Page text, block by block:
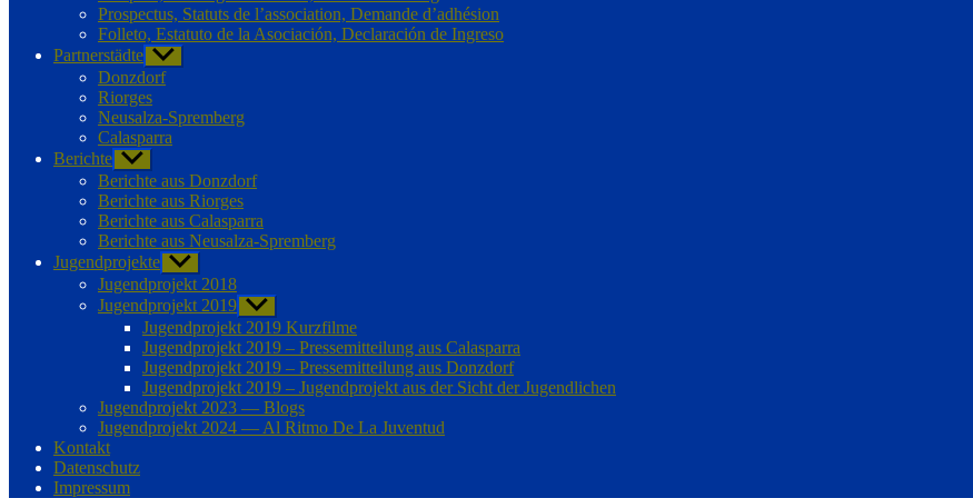
Prospectus, Statuts de l’association, Demande d’adhésion
Folleto, Estatuto de la Asociación, Declaración de Ingreso
Partnerstädte Untermenü
anzeigen
Donzdorf
Riorges
Neusalza-Spremberg
Calasparra
Berichte Untermenü
anzeigen
Berichte aus Donzdorf
Berichte aus Riorges
Berichte aus Calasparra
Berichte aus Neusalza-Spremberg
Jugendprojekte Untermenü
anzeigen
Jugendprojekt 2018
Jugendprojekt 2019 Untermenü
anzeigen
Jugendprojekt 2019 Kurzfilme
Jugendprojekt 2019 – Pressemitteilung aus Calasparra
Jugendprojekt 2019 – Pressemitteilung aus Donzdorf
Jugendprojekt 2019 – Jugendprojekt aus der Sicht der Jugendlichen
Jugendprojekt 2023 — Blogs
Jugendprojekt 2024 — Al Ritmo De La Juventud
Kontakt
Datenschutz
Impressum